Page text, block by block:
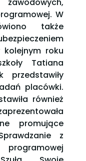
W
także
kolejnym roku
Tatiana
przedstawiły
placówki.
również
promujące
z